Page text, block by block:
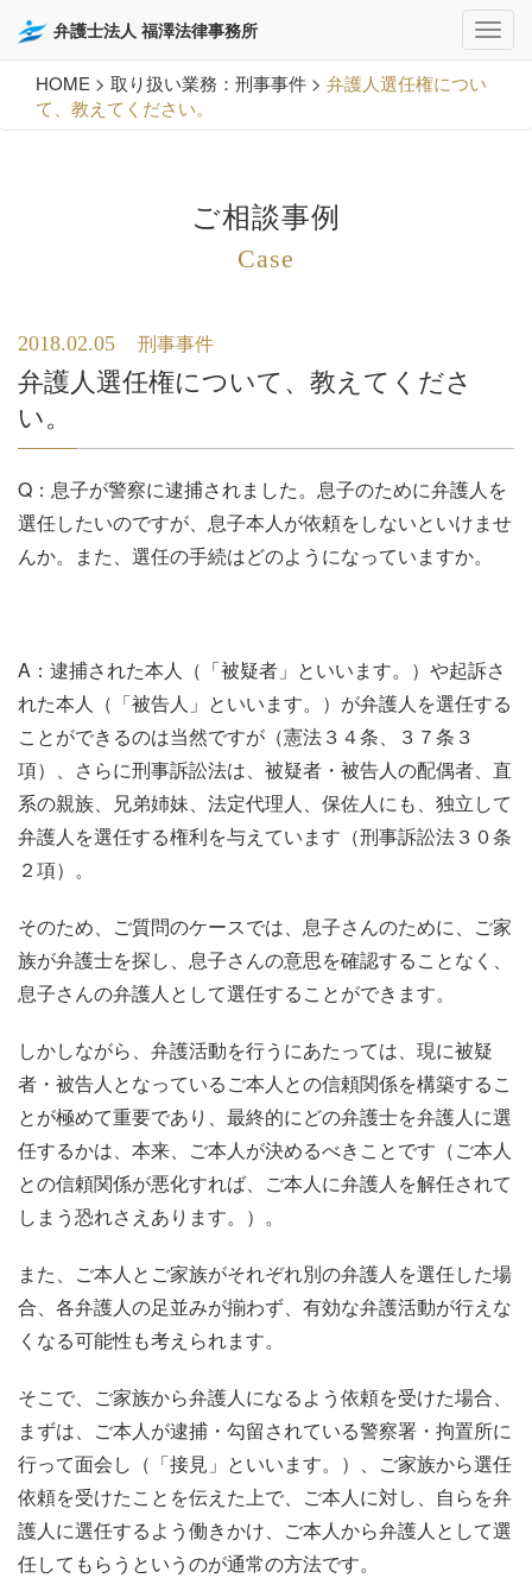
弁護士法人 福澤法律事務所
HOME > 取り扱い業務：刑事事件 > 弁護人選任権につい
て、教えてください。
ご相談事例
Case
2018.02.05 刑事事件
弁護人選任権について、教えてくださ
い。
Q：息子が警察に逮捕されました。息子のために弁護人を
選任したいのですが、息子本人が依頼をしないといけませ
んか。また、選任の手続はどのようになっていますか。
A：逮捕された本人（「被疑者」といいます。）や起訴さ
れた本人（「被告人」といいます。）が弁護人を選任する
ことができるのは当然ですが（憲法３４条、３７条３
項）、さらに刑事訴訟法は、被疑者・被告人の配偶者、直
系の親族、兄弟姉妹、法定代理人、保佐人にも、独立して
弁護人を選任する権利を与えています（刑事訴訟法３０条
２項）。
そのため、ご質問のケースでは、息子さんのために、ご家
族が弁護士を探し、息子さんの意思を確認することなく、
息子さんの弁護人として選任することができます。
しかしながら、弁護活動を行うにあたっては、現に被疑
者・被告人となっているご本人との信頼関係を構築するこ
とが極めて重要であり、最終的にどの弁護士を弁護人に選
任するかは、本来、ご本人が決めるべきことです（ご本人
との信頼関係が悪化すれば、ご本人に弁護人を解任されて
しまう恐れさえあります。）。
また、ご本人とご家族がそれぞれ別の弁護人を選任した場
合、各弁護人の足並みが揃わず、有効な弁護活動が行えな
くなる可能性も考えられます。
そこで、ご家族から弁護人になるよう依頼を受けた場合、
まずは、ご本人が逮捕・勾留されている警察署・拘置所に
行って面会し（「接見」といいます。）、ご家族から選任
依頼を受けたことを伝えた上で、ご本人に対し、自らを弁
護人に選任するよう働きかけ、ご本人から弁護人として選
任してもらうというのが通常の方法です。